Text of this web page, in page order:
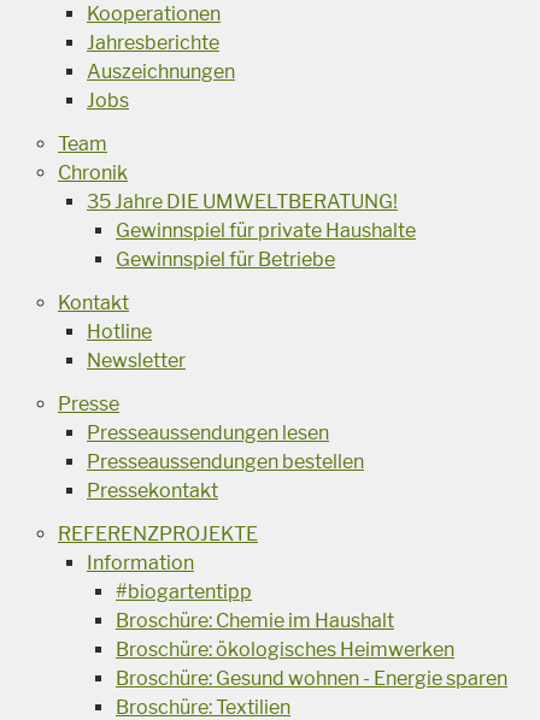
Kooperationen
Jahresberichte
Auszeichnungen
Jobs
Team
Chronik
35 Jahre DIE UMWELTBERATUNG!
Gewinnspiel für private Haushalte
Gewinnspiel für Betriebe
Kontakt
Hotline
Newsletter
Presse
Presseaussendungen lesen
Presseaussendungen bestellen
Pressekontakt
REFERENZPROJEKTE
Information
#biogartentipp
Broschüre: Chemie im Haushalt
Broschüre: ökologisches Heimwerken
Broschüre: Gesund wohnen - Energie sparen
Broschüre: Textilien